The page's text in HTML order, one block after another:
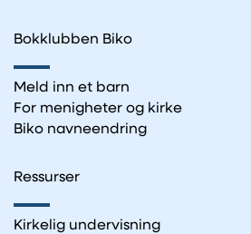
Bokklubben Biko
Meld inn et barn
For menigheter og kirke
Biko navneendring
Ressurser
Kirkelig undervisning